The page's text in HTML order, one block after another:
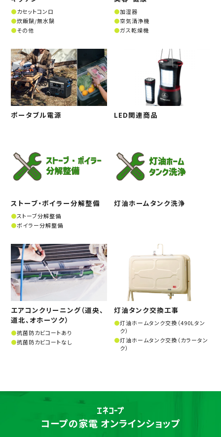
カセットコンロ
炊飯鍋/無水鍋
その他
加湿器
空気清浄機
ガス乾燥機
ポータブル電源 LED関連商品
ストーブ・ボイラー分解整備
ストーブ分解整備
ボイラー分解整備
灯油ホームタンク洗浄
エアコンクリーニング（道央、
道北、オホーツク）
抗菌防カビコートあり
抗菌防カビコートなし
灯油タンク交換工事
灯油ホームタンク交換（490Lタン
ク）
灯油ホームタンク交換（カラータン
ク）
コープの家電 オンラインショップ